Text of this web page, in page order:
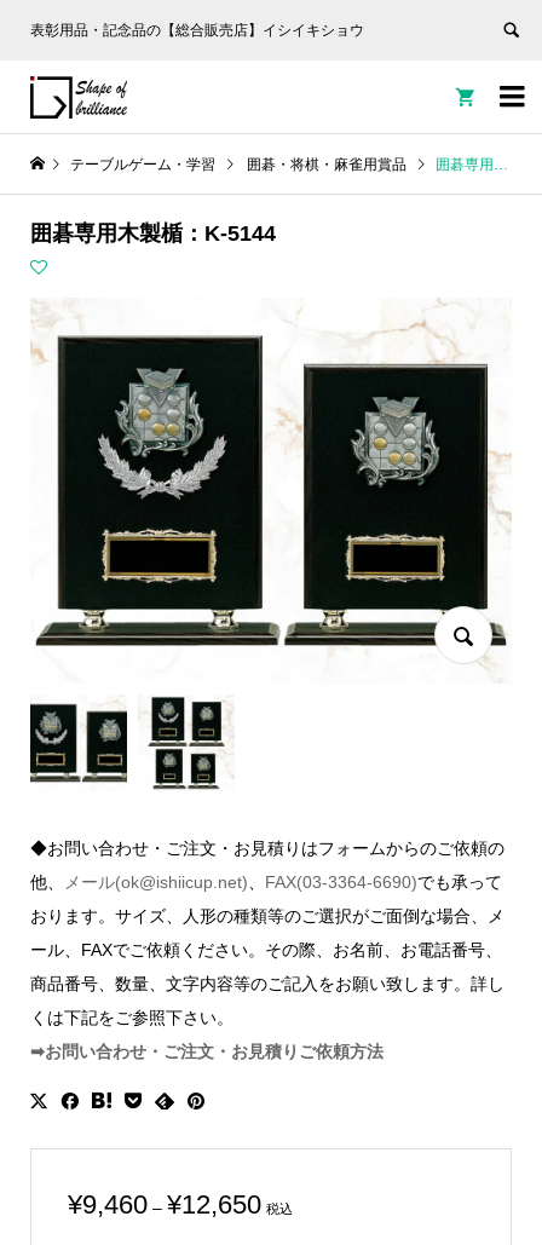
表彰用品・記念品の【総合販売店】イシイキショウ


テーブルゲーム・学習 囲碁・将棋・麻雀用賞品 囲碁専用木製楯：K-5144
囲碁専用木製楯：K-5144
◆お問い合わせ・ご注文・お見積りはフォームからのご依頼の
他、
メール(ok@ishiicup.net) FAX(03-3364-6690)でも承って
おります。サイズ、人形の種類等のご選択がご面倒な場合、メ
ール、FAXでご依頼ください。その際、お名前、お電話番号、
商品番号、数量、文字内容等のご記入をお願い致します。詳し
くは下記をご参照下さい。
➡お問い合わせ・ご注文・お見積りご依頼方法
¥9,460 – ¥12,650価
税込